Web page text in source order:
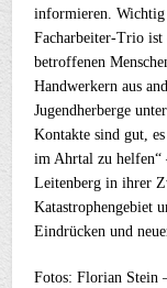
informieren. Wichtig
Facharbeiter-Trio ist
betroffenen
Handwerkern aus
Jugendherberge
Kontakte sind gut,
im Ahrtal zu helfen“
Leitenberg in ihrer
Katastrophengebiet
Eindrücken und
Fotos: Florian Stein